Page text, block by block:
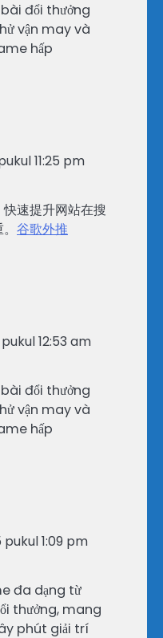
đổi thưởng
vận may và
hấp
11:25 pm
速提升网站在搜
谷歌外推
12:53 am
đổi thưởng
vận may và
hấp
1:09 pm
đa dạng từ
thưởng, mang
phút giải trí